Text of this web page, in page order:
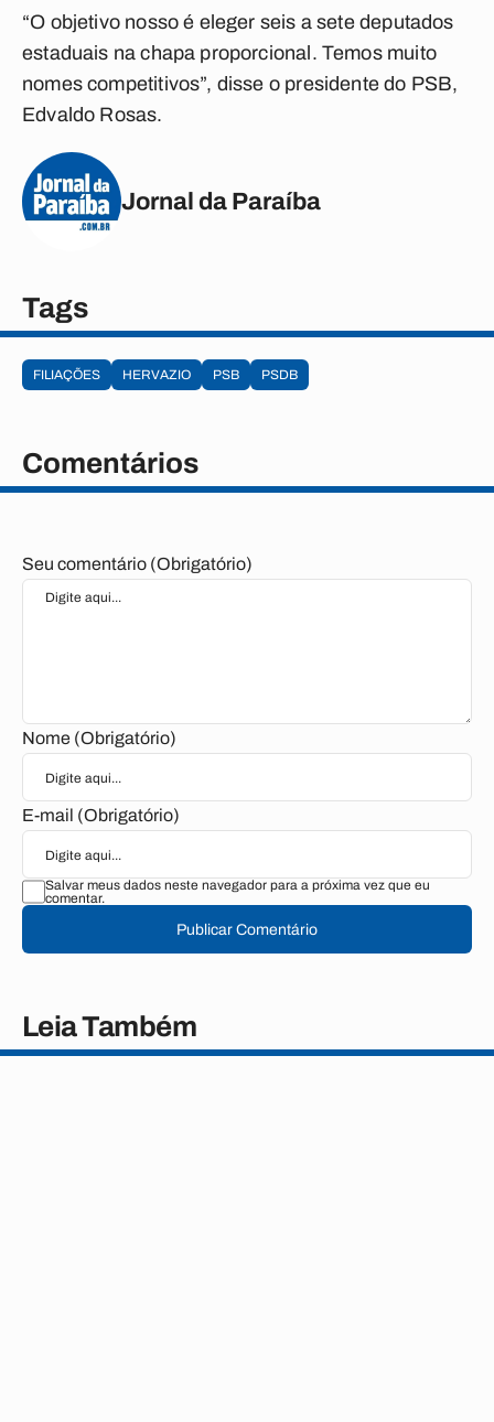
“O objetivo nosso é eleger seis a sete deputados
estaduais na chapa proporcional. Temos muito
nomes competitivos”, disse o presidente do PSB,
Edvaldo Rosas.
Jornal da Paraíba
Tags
FILIAÇÕES HERVAZIO PSB PSDB
Comentários
Seu comentário (Obrigatório)
Nome (Obrigatório)
E-mail (Obrigatório)
Salvar meus dados neste navegador para a próxima vez que eu
comentar.
Publicar Comentário
Leia Também